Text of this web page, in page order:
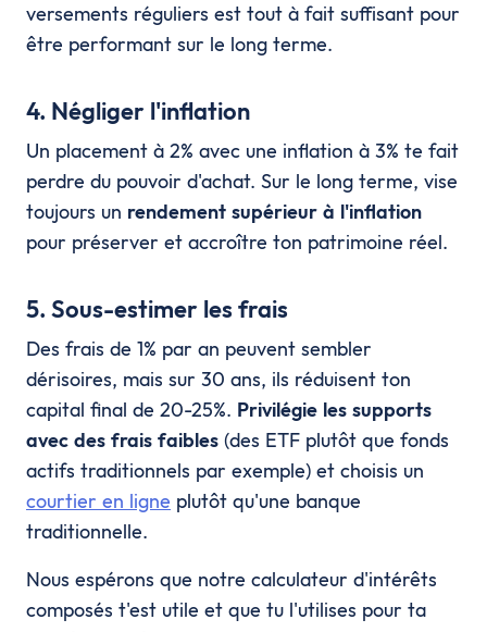
versements réguliers est tout à fait suffisant pour
être performant sur le long terme.
4. Négliger l'inflation
Un placement à 2% avec une inflation à 3% te fait
perdre du pouvoir d'achat. Sur le long terme, vise
toujours un rendement supérieur à l'inflation
pour préserver et accroître ton patrimoine réel.
5. Sous-estimer les frais
Des frais de 1% par an peuvent sembler
dérisoires, mais sur 30 ans, ils réduisent ton
capital final de 20-25%. Privilégie les supports
avec des frais faibles (des ETF plutôt que fonds
actifs traditionnels par exemple) et choisis un
courtier en ligne plutôt qu'une banque
traditionnelle.
Nous espérons que notre calculateur d'intérêts
composés t'est utile et que tu l'utilises pour ta